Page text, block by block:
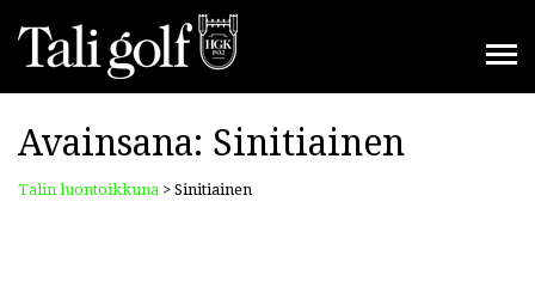
Avainsana: Sinitiainen
Talin luontoikkuna > Sinitiainen